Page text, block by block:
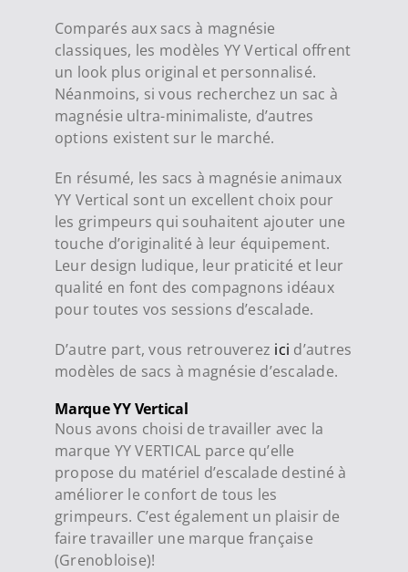
Comparés aux sacs à magnésie
classiques, les modèles YY Vertical offrent
un look plus original et personnalisé.
Néanmoins, si vous recherchez un sac à
magnésie ultra-minimaliste, d’autres
options existent sur le marché.
En résumé, les sacs à magnésie animaux
YY Vertical sont un excellent choix pour
les grimpeurs qui souhaitent ajouter une
touche d’originalité à leur équipement.
Leur design ludique, leur praticité et leur
qualité en font des compagnons idéaux
pour toutes vos sessions d’escalade.
D’autre part, vous retrouverez ici d’autres
modèles de sacs à magnésie d’escalade.
Marque YY Vertical
Nous avons choisi de travailler avec la
marque YY VERTICAL parce qu’elle
propose du matériel d’escalade destiné à
améliorer le confort de tous les
grimpeurs. C’est également un plaisir de
faire travailler une marque française
(Grenobloise)!